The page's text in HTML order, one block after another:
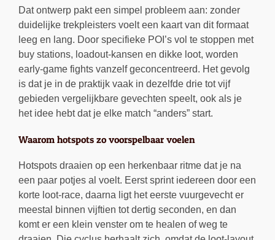
Dat ontwerp pakt een simpel probleem aan: zonder
duidelijke trekpleisters voelt een kaart van dit formaat
leeg en lang. Door specifieke POI’s vol te stoppen met
buy stations, loadout-kansen en dikke loot, worden
early-game fights vanzelf geconcentreerd. Het gevolg
is dat je in de praktijk vaak in dezelfde drie tot vijf
gebieden vergelijkbare gevechten speelt, ook als je
het idee hebt dat je elke match “anders” start.
Waarom hotspots zo voorspelbaar voelen
Hotspots draaien op een herkenbaar ritme dat je na
een paar potjes al voelt. Eerst sprint iedereen door een
korte loot-race, daarna ligt het eerste vuurgevecht er
meestal binnen vijftien tot dertig seconden, en dan
komt er een klein venster om te healen of weg te